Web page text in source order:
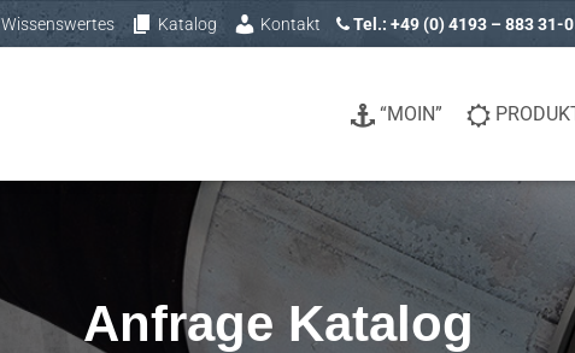
Wissenswertes Katalog Kontakt Tel.: +49 (0) 4193 – 883 31-0
“MOIN”
Anfrage Katalog